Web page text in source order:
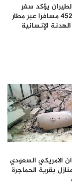
يؤكد سفر
أربعة آلاف و452 مسافرا عبر مطار
الإنسانية
الامريكي السعودي
بقرية الحماجرة